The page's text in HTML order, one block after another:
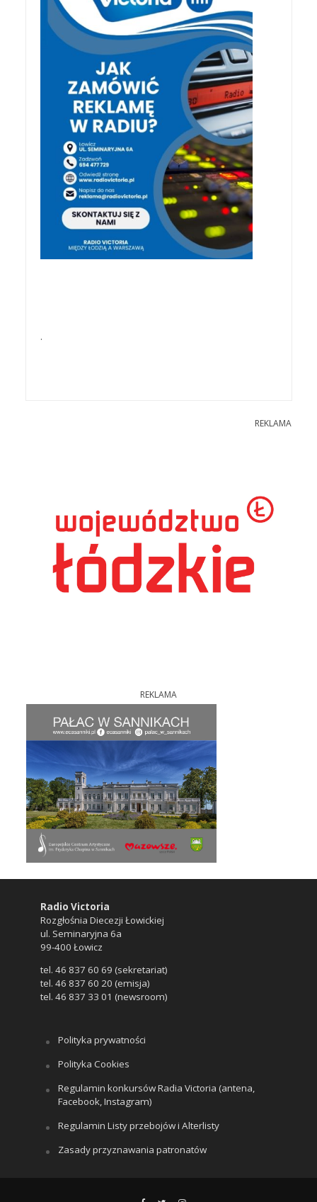
.
REKLAMA
REKLAMA
Radio Victoria
Rozgłośnia Diecezji Łowickiej
ul. Seminaryjna 6a
99-400 Łowicz
tel. 46 837 60 69 (sekretariat)
tel. 46 837 60 20 (emisja)
tel. 46 837 33 01 (newsroom)
Polityka prywatności
Polityka Cookies
Regulamin konkursów Radia Victoria (antena,
Facebook, Instagram)
Regulamin Listy przebojów i Alterlisty
Zasady przyznawania patronatów